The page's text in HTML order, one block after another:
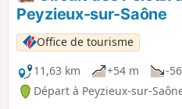
chapelle. Ce calvaire de pierre
armoriés. Il porte sur son
fût et les branches de la croix
travaillés. Au centre du village,
portails en bois avec
comme dans d'autres villages
Peyzieux-sur-Saône
Office de tourisme
11,63 km
+54 m -
Départ à Peyzieux-sur-